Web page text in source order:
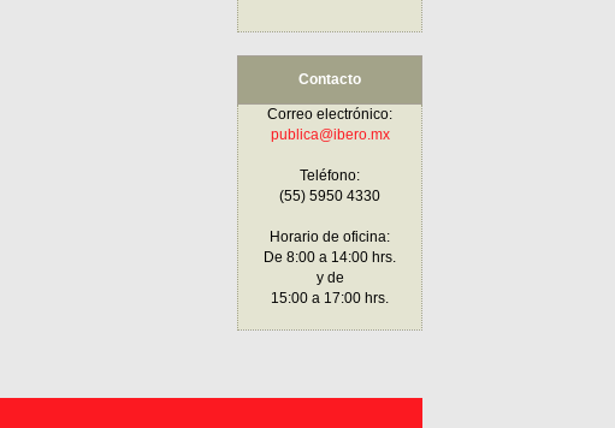
Contacto
Correo electrónico:
publica@ibero.mx
Teléfono:
(55) 5950 4330
Horario de oficina:
De 8:00 a 14:00 hrs.
y de
15:00 a 17:00 hrs.